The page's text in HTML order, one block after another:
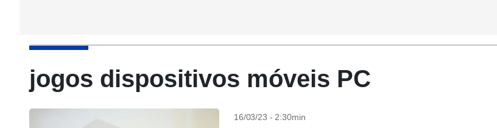
jogos dispositivos móveis PC
16/03/23 - 2:30min